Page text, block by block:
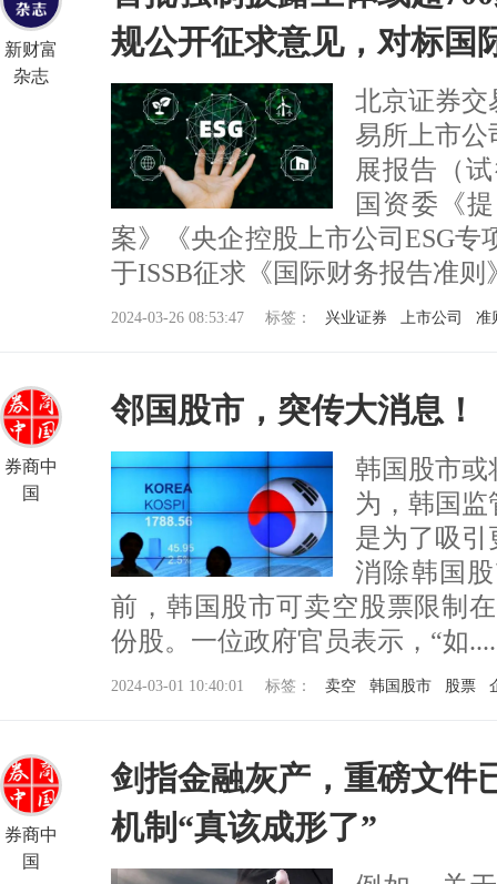
新财富
杂志
规公开征求意见，对标国
北京证券交
易所上市
展报告（
国资委《
案》《央企控股上市公司ESG
于ISSB征求《国际财务报告准则
2024-03-26 08:53:47 标签： 兴业证券 上市公司 准
券商中
国
邻国股市，突传大消息！
韩国股市或
为，韩国
是为了吸
消除韩国
前，韩国股市可卖空股票限制
份股。一位政府官员表示，“如
2024-03-01 10:40:01 标签： 卖空 韩国股市 股票
券商中
国
剑指金融灰产，重磅文件
机制“真该成形了”